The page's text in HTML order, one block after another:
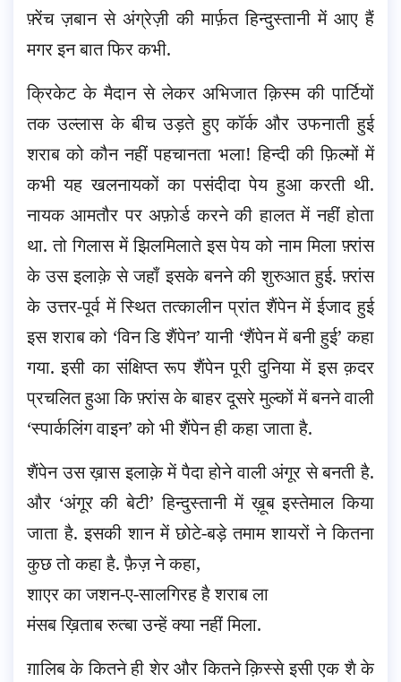
फ़्रेंच ज़बान से अंग्रेज़ी की मार्फ़त हिन्दुस्तानी में आए हैं
मगर इन बात फिर कभी.
क्रिकेट के मैदान से लेकर अभिजात क़िस्म की पार्टियों
तक उल्लास के बीच उड़ते हुए कॉर्क और उफनाती हुई
शराब को कौन नहीं पहचानता भला! हिन्दी की फ़िल्मों में
कभी यह खलनायकों का पसंदीदा पेय हुआ करती थी.
नायक आमतौर पर अफ़ोर्ड करने की हालत में नहीं होता
था. तो गिलास में झिलमिलाते इस पेय को नाम मिला फ़्रांस
के उस इलाक़े से जहाँ इसके बनने की शुरुआत हुई. फ़्रांस
के उत्तर-पूर्व में स्थित तत्कालीन प्रांत शैंपेन में ईजाद हुई
इस शराब को ‘विन डि शैंपेन’ यानी ‘शैंपेन में बनी हुई’ कहा
गया. इसी का संक्षिप्त रूप शैंपेन पूरी दुनिया में इस क़दर
प्रचलित हुआ कि फ़्रांस के बाहर दूसरे मुल्कों में बनने वाली
‘स्पार्कलिंग वाइन’ को भी शैंपेन ही कहा जाता है.
शैंपेन उस ख़ास इलाक़े में पैदा होने वाली अंगूर से बनती है.
और ‘अंगूर की बेटी’ हिन्दुस्तानी में ख़ूब इस्तेमाल किया
जाता है. इसकी शान में छोटे-बड़े तमाम शायरों ने कितना
कुछ तो कहा है. फ़ैज़ ने कहा,
शाएर का जशन-ए-सालगिरह है शराब ला
मंसब ख़िताब रुत्बा उन्हें क्या नहीं मिला.
ग़ालिब के कितने ही शेर और कितने क़िस्से इसी एक शै के